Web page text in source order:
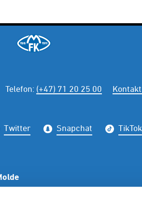
Telefon: (+47) 71 20 25 00
Twitter Snapchat TikTok